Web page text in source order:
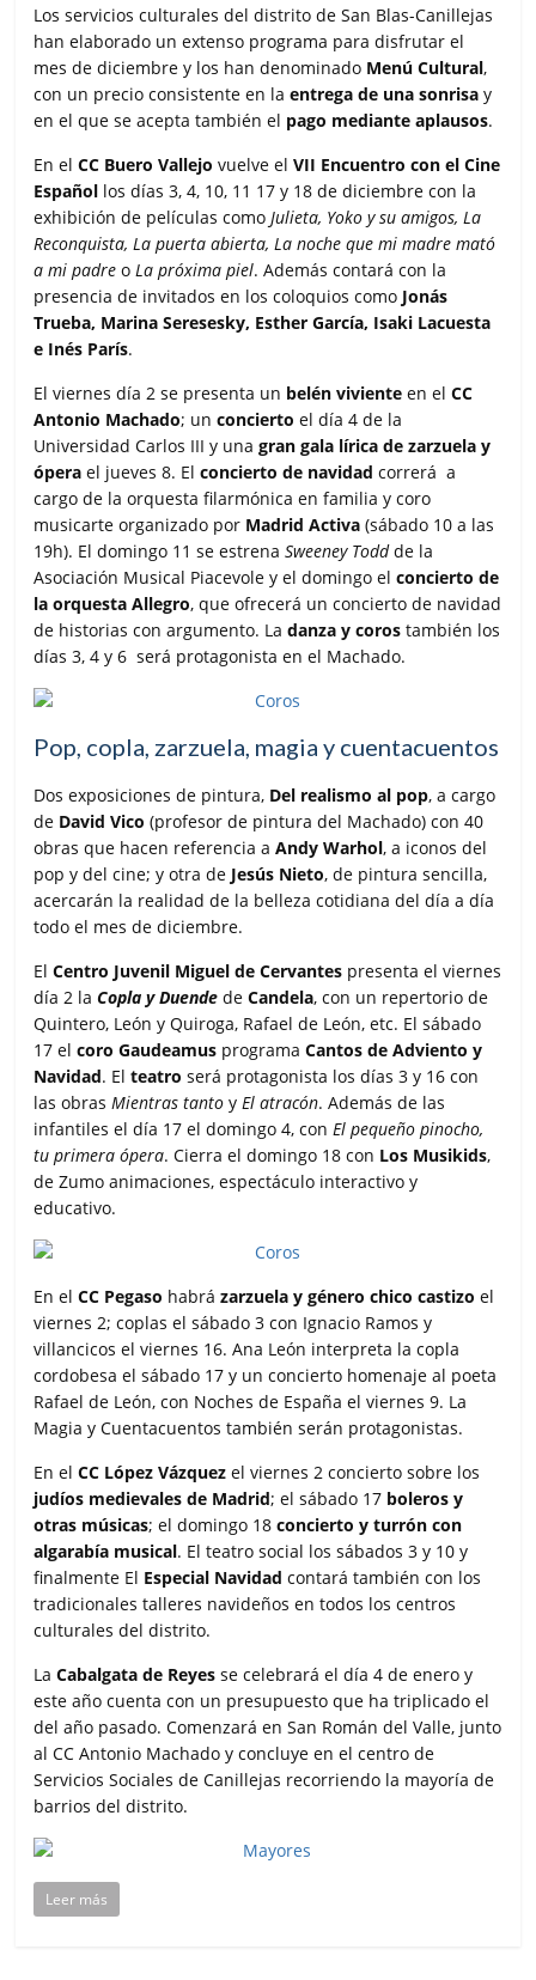
c
e
b
o
o
k
i
t
t
e
r
a
t
s
A
p
a
i
l
m
p
a
r
t
i
r
Los servicios culturales del distrito de San Blas-Canillejas
han elaborado un extenso programa para disfrutar el
mes de diciembre y los han denominado Menú Cultural,
con un precio consistente en laentrega de una sonrisa y
en el que se acepta también el pago mediante aplausos.
En elCC Buero Vallejo vuelve elVII Encuentro con el Cine
Español los días 3, 4, 10, 11 17 y 18 de diciembre con la
exhibición de películas comoJulieta, Yoko y su amigos, La
Reconquista, La puerta abierta, La noche que mi madre mató
a mi padreo La próxima piel. Además contará con la
presencia de invitados en los coloquios como Jonás
Trueba, Marina Seresesky, Esther García, Isaki Lacuesta
e Inés París.
El viernes día 2 se presenta un belén viviente en elCC
Antonio Machado; unconciertoel día 4 de la
Universidad Carlos III y unagran gala lírica de zarzuela y
ópera el jueves 8. Elconcierto de navidad correrá a
cargo de la orquesta filarmónica en familia y coro
musicarte organizado por Madrid Activa (sábado 10 a las
19h). El domingo 11 se estrenaSweeney Toddde la
Asociación Musical Piacevole y el domingo elconcierto de
la orquesta Allegro, que ofrecerá un concierto de navidad
de historias con argumento. Ladanza y coros también los
días 3, 4 y 6 será protagonista en el Machado.
Pop, copla, zarzuela, magia y cuentacuentos
Dos exposiciones de pintura, Del realismo al pop, a cargo
de David Vico (profesor de pintura del Machado) con 40
obras que hacen referencia aAndy Warhol, a iconos del
pop y del cine; y otra de Jesús Nieto, de pintura sencilla,
acercarán la realidad de la belleza cotidiana del día a día
todo el mes de diciembre.
ElCentro Juvenil Miguel de Cervantes presenta el viernes
día 2 laCopla y Duende deCandela, con un repertorio de
Quintero, León y Quiroga, Rafael de León, etc. El sábado
17 elcoro Gaudeamus programaCantos de Adviento y
Navidad. El teatro será protagonista los días 3 y 16 con
las obrasMientras tanto yEl atracón. Además de las
infantiles el día 17 el domingo 4, conEl pequeño pinocho,
tu primera ópera. Cierra el domingo 18 con Los Musikids,
de Zumo animaciones, espectáculo interactivo y
educativo.
En elCC Pegaso habrázarzuela y género chico castizo el
viernes 2; coplas el sábado 3 con Ignacio Ramos y
villancicos el viernes 16. Ana León interpreta la copla
cordobesa el sábado 17 y un concierto homenaje al poeta
Rafael de León, con Noches de España el viernes 9. La
Magia y Cuentacuentos también serán protagonistas.
En elCC López Vázquez el viernes 2 concierto sobre los
judíos medievales de Madrid; el sábado 17 boleros y
otras músicas; el domingo 18concierto y turrón con
algarabía musical. El teatro social los sábados 3 y 10 y
finalmente El Especial Navidad contará también con los
tradicionales talleres navideños en todos los centros
culturales del distrito.
LaCabalgata de Reyes se celebrará el día 4 de enero y
este año cuenta con un presupuesto que ha triplicado el
del año pasado. Comenzará en San Román del Valle, junto
al CC Antonio Machado y concluye en el centro de
Servicios Sociales de Canillejas recorriendo la mayoría de
barrios del distrito.
Leer más